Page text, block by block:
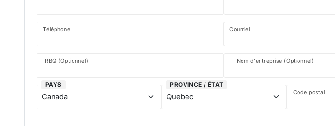
Téléphone Courriel
RBQ (Optionnel) Nom d'entreprise (Optionnel)
PAYS PROVINCE / ÉTAT
Code postal